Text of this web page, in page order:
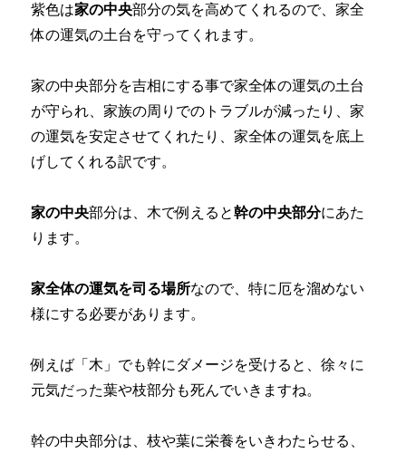
紫色は家の中央部分の気を高めてくれるので、家全
体の運気の土台を守ってくれます。
家の中央部分を吉相にする事で家全体の運気の土台
が守られ、家族の周りでのトラブルが減ったり、家
の運気を安定させてくれたり、家全体の運気を底上
げしてくれる訳です。
家の中央部分は、木で例えると幹の中央部分にあた
ります。
家全体の運気を司る場所なので、特に厄を溜めない
様にする必要があります。
例えば「木」でも幹にダメージを受けると、徐々に
元気だった葉や枝部分も死んでいきますね。
幹の中央部分は、枝や葉に栄養をいきわたらせる、